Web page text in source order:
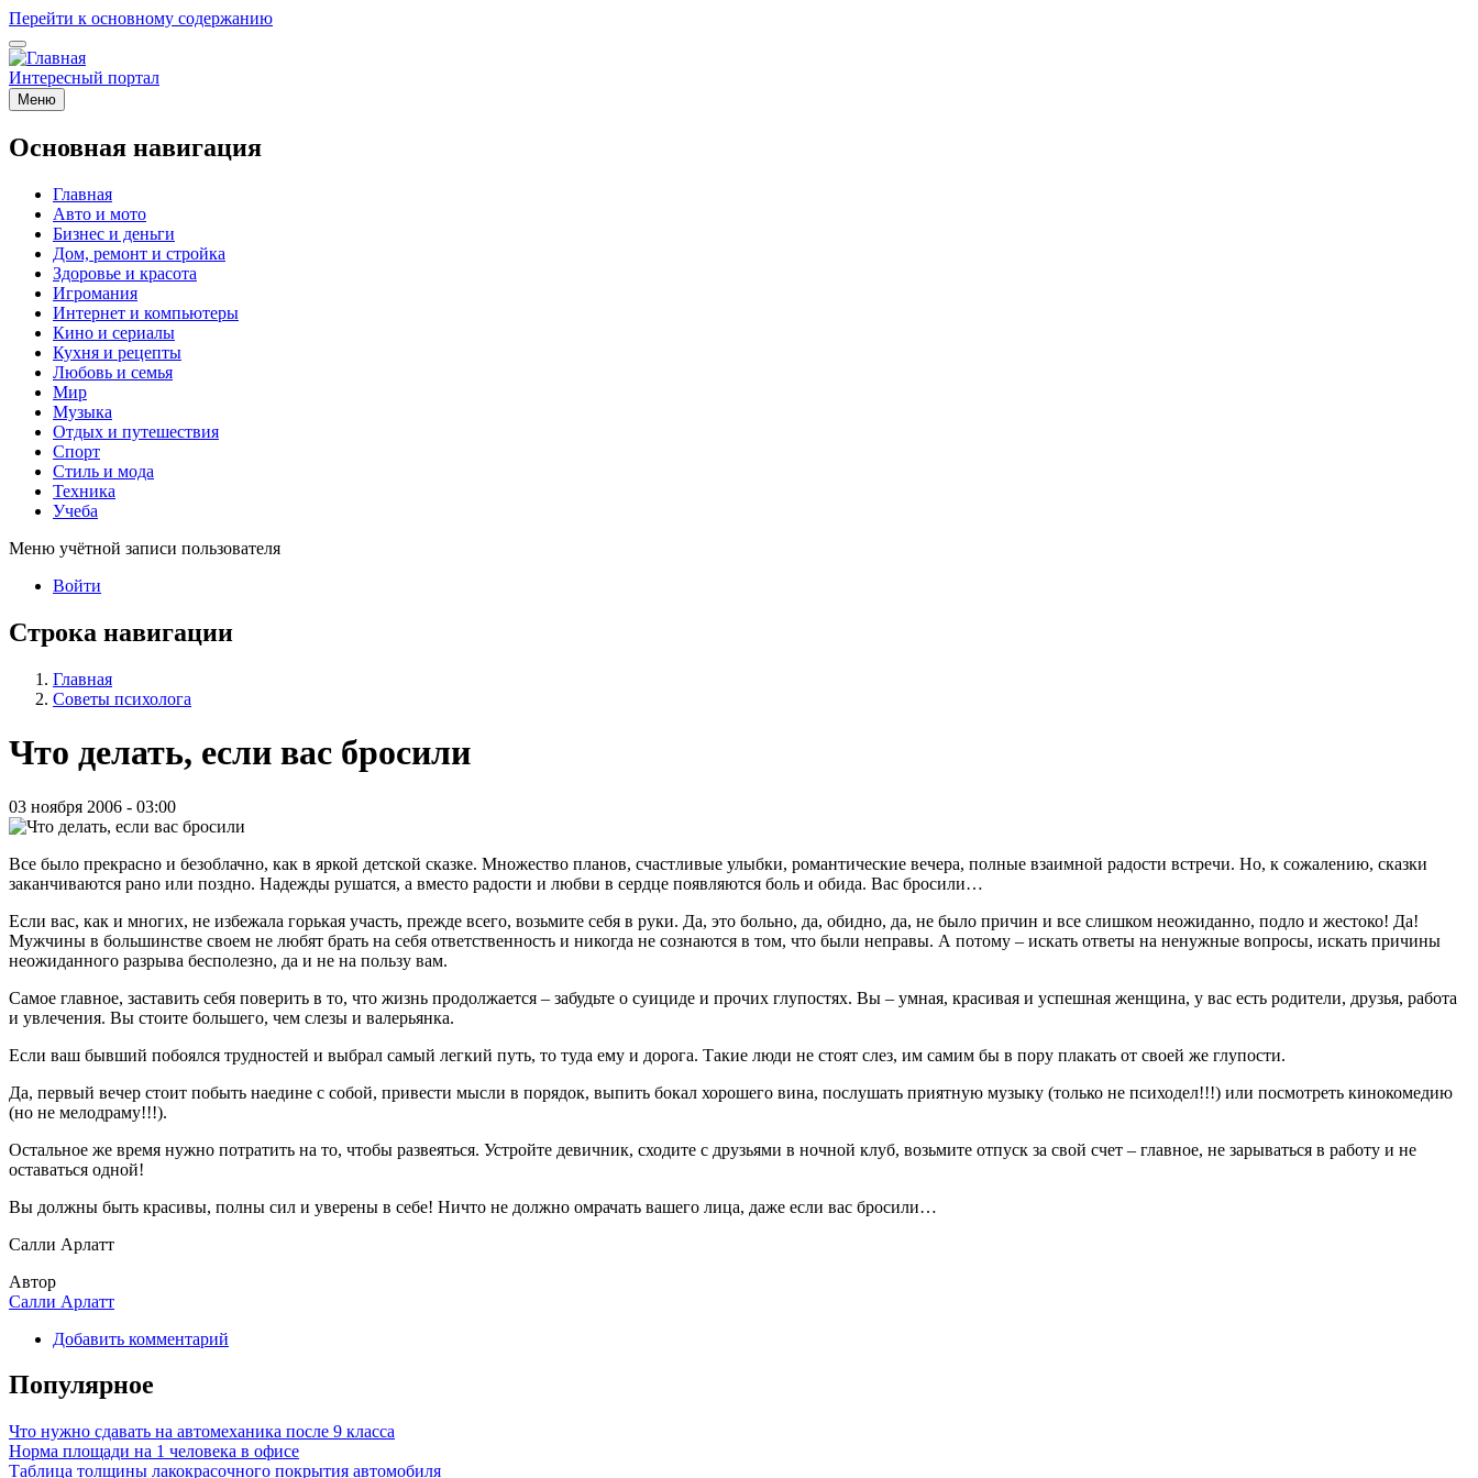
Перейти к основному содержанию
Интересный портал
Меню
Основная навигация
Главная
Авто и мото
Бизнес и деньги
Дом, ремонт и стройка
Здоровье и красота
Игромания
Интернет и компьютеры
Кино и сериалы
Кухня и рецепты
Любовь и семья
Мир
Музыка
Отдых и путешествия
Спорт
Стиль и мода
Техника
Учеба
Меню учётной записи пользователя
Войти
Строка навигации
Главная
Советы психолога
Что делать, если вас бросили
03 ноября 2006 - 03:00
Все было прекрасно и безоблачно, как в яркой детской сказке. Множество планов, счастливые улыбки, романтические вечера, полные взаимной радости встречи. Но, к сожалению, сказки
заканчиваются рано или поздно. Надежды рушатся, а вместо радости и любви в сердце появляются боль и обида. Вас бросили…
Если вас, как и многих, не избежала горькая участь, прежде всего, возьмите себя в руки. Да, это больно, да, обидно, да, не было причин и все слишком неожиданно, подло и жестоко! Да!
Мужчины в большинстве своем не любят брать на себя ответственность и никогда не сознаются в том, что были неправы. А потому – искать ответы на ненужные вопросы, искать причины
неожиданного разрыва бесполезно, да и не на пользу вам.
Самое главное, заставить себя поверить в то, что жизнь продолжается – забудьте о суициде и прочих глупостях. Вы – умная, красивая и успешная женщина, у вас есть родители, друзья, работа
и увлечения. Вы стоите большего, чем слезы и валерьянка.
Если ваш бывший побоялся трудностей и выбрал самый легкий путь, то туда ему и дорога. Такие люди не стоят слез, им самим бы в пору плакать от своей же глупости.
Да, первый вечер стоит побыть наедине с собой, привести мысли в порядок, выпить бокал хорошего вина, послушать приятную музыку (только не психодел!!!) или посмотреть кинокомедию
(но не мелодраму!!!).
Остальное же время нужно потратить на то, чтобы развеяться. Устройте девичник, сходите с друзьями в ночной клуб, возьмите отпуск за свой счет – главное, не зарываться в работу и не
оставаться одной!
Вы должны быть красивы, полны сил и уверены в себе! Ничто не должно омрачать вашего лица, даже если вас бросили…
Салли Арлатт
Автор
Салли Арлатт
Добавить комментарий
Популярное
Что нужно сдавать на автомеханика после 9 класса
Норма площади на 1 человека в офисе
Таблица толщины лакокрасочного покрытия автомобиля